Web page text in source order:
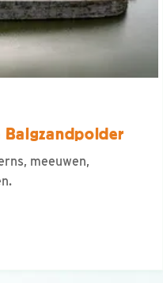
Balgzandpolder
meeuwen,